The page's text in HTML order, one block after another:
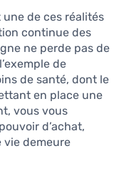
de ces réalités
continue des
ne perde pas de
de
de santé, dont le
en place une
vous vous
d’achat,
vie demeure